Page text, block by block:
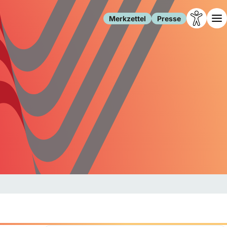
Merkzettel Presse
Leben
Familie
Freizeit
Gesundheit
Internet
Gesellschaft
Forschung
Migration
Polizei